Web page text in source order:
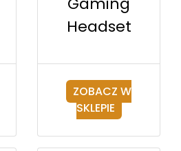
Headset
ZOBACZ W
SKLEPIE